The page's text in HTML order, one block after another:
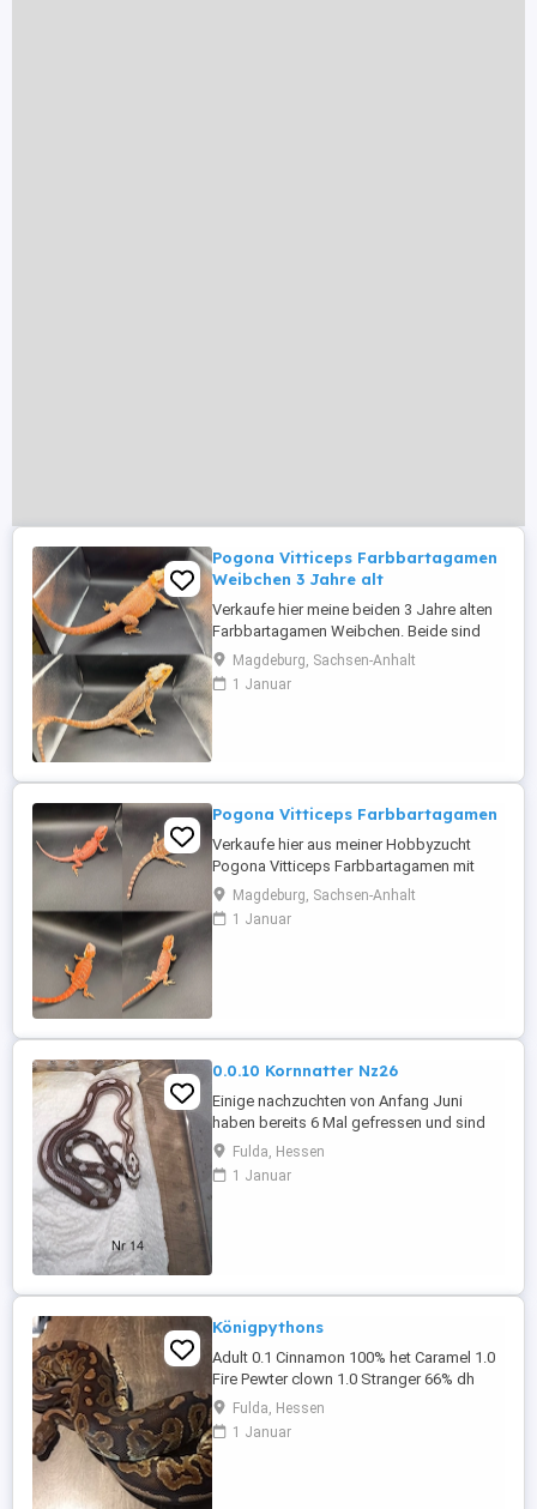
Pogona Vitticeps Farbbartagamen
Weibchen 3 Jahre alt
Verkaufe hier meine beiden 3 Jahre alten
Farbbartagamen Weibchen. Beide sind
super lieb und zutraulich :) Fressen beide
liebend gerne und mögen das Baden.
Leider muss ich von beiden nach langem
Magdeburg, Sachsen-Anhalt
1 Januar
Pogona Vitticeps Farbbartagamen
Verkaufe hier aus meiner Hobbyzucht
Pogona Vitticeps Farbbartagamen mit
Schlupf vom 05.05.2026 Sie sind jetzt alle
12 Wochen alt und nun Abgabebereit :)
Sie sind alle Futterfest (verschiedener
Magdeburg, Sachsen-Anhalt
1 Januar
0.0.10 Kornnatter Nz26
Einige nachzuchten von Anfang Juni
haben bereits 6 Mal gefressen und sind
abgabebereit. Geschlechter sind noch
nicht bei allen bestimmt. Verpaarung Coral
Anery Tessera Stripe x Ghost Pewter
Fulda, Hessen
1 Januar
Königpythons
Adult 0.1 Cinnamon 100% het Caramel 1.0
Fire Pewter clown 1.0 Stranger 66% dh
Clown, Monsoon Subadult 0.1 Enchi Fire
Pinstripe 1.0 Pastel Banana Clown 100%
het pied female maker Alle Papiere und
Fulda, Hessen
1 Januar